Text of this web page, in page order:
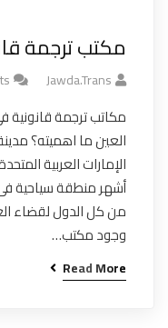
مكتب ترجمة
Jawda.trans
مكاتب ترجمة قانونية
العين ما اهميته؟
الإمارات العربية
أشهر منطقة سياحية فى
من كل الدول لقضاء
وجود مكتب…
Read More